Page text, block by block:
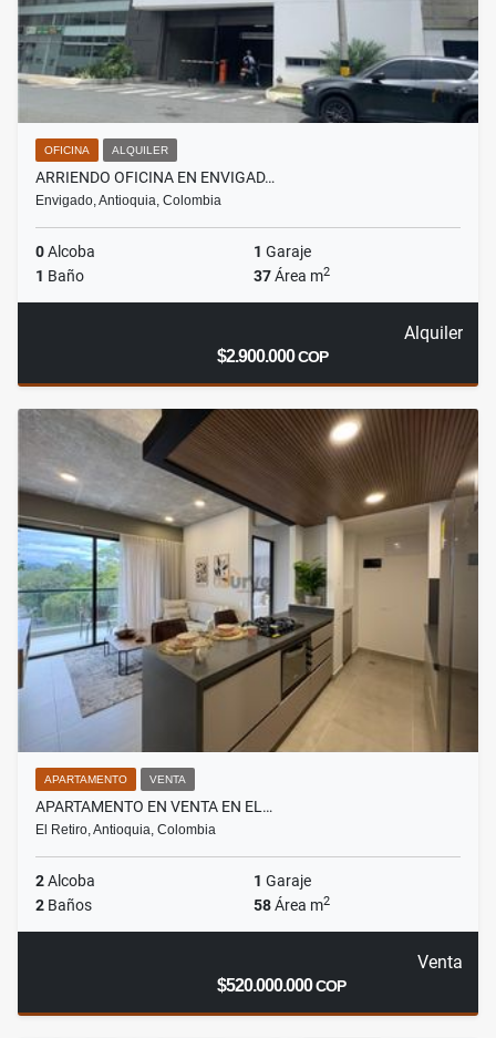
OFICINA ALQUILER
ARRIENDO OFICINA EN ENVIGAD…
Envigado, Antioquia, Colombia
0Alcoba 1 Garaje
1 Baño 37Área m2
Alquiler
$2.900.000COP
APARTAMENTO VENTA
APARTAMENTO EN VENTA EN EL…
El Retiro, Antioquia, Colombia
2Alcoba 1 Garaje
2 Baños 58Área m2
Venta
$520.000.000COP